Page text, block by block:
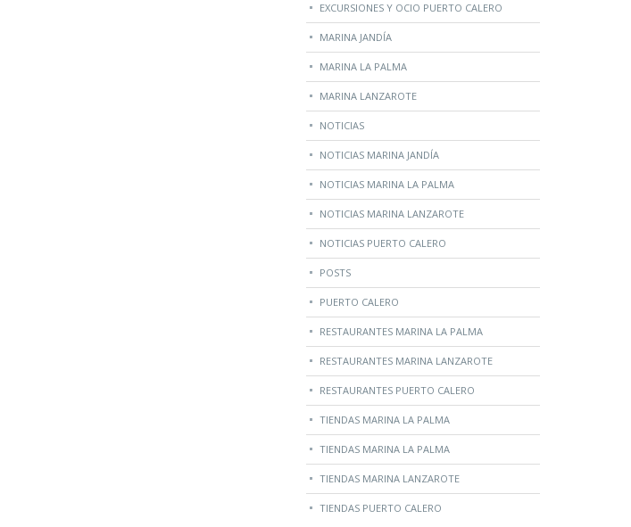
EXCURSIONES Y OCIO PUERTO CALERO
MARINA JANDÍA
MARINA LA PALMA
MARINA LANZAROTE
NOTICIAS
NOTICIAS MARINA JANDÍA
NOTICIAS MARINA LA PALMA
NOTICIAS MARINA LANZAROTE
NOTICIAS PUERTO CALERO
POSTS
PUERTO CALERO
RESTAURANTES MARINA LA PALMA
RESTAURANTES MARINA LANZAROTE
RESTAURANTES PUERTO CALERO
TIENDAS MARINA LA PALMA
TIENDAS MARINA LA PALMA
TIENDAS MARINA LANZAROTE
TIENDAS PUERTO CALERO